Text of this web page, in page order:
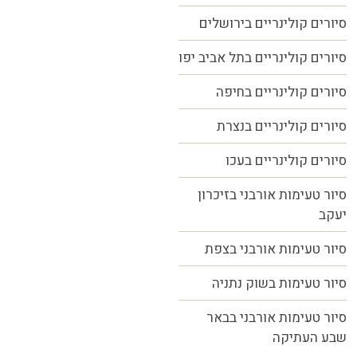
סיורים קולינריים בירושלים
סיורים קולינריים בתל אביב יפו
סיורים קולינריים בחיפה
סיורים קולינריים בנצרת
סיורים קולינריים בעכו
סיור טעימות אורבני בזיכרון
יעקב
סיור טעימות אורבני בצפת
סיור טעימות בשוק נתניה
סיור טעימות אורבני בבאר
שבע העתיקה